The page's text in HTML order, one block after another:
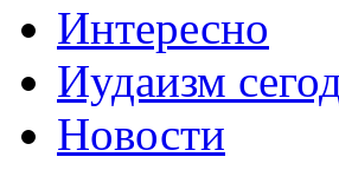
Интересно
Иудаизм
Новости